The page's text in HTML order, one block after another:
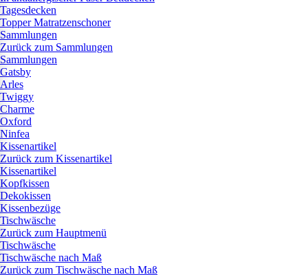
Tagesdecken
Topper Matratzenschoner
Sammlungen
Zurück zum Sammlungen
Sammlungen
Gatsby
Arles
Twiggy
Charme
Oxford
Ninfea
Kissenartikel
Zurück zum Kissenartikel
Kissenartikel
Kopfkissen
Dekokissen
Kissenbezüge
Tischwäsche
Zurück zum Hauptmenü
Tischwäsche
Tischwäsche nach Maß
Zurück zum Tischwäsche nach Maß